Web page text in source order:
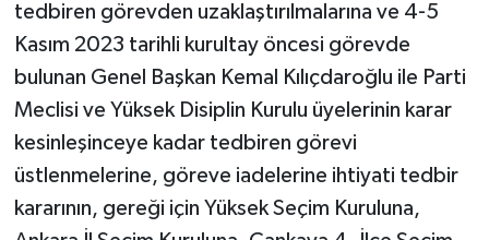
tedbiren görevden uzaklaştırılmalarına ve 4-5
Kasım 2023 tarihli kurultay öncesi görevde
bulunan Genel Başkan Kemal Kılıçdaroğlu ile Parti
Meclisi ve Yüksek Disiplin Kurulu üyelerinin karar
kesinleşinceye kadar tedbiren görevi
üstlenmelerine, göreve iadelerine ihtiyati tedbir
kararının, gereği için Yüksek Seçim Kuruluna,